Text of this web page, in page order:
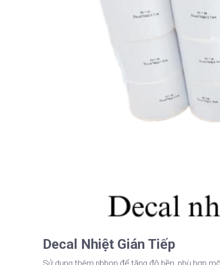
Decal Nhiệt Gián Tiếp
Sử dụng thêm ribbon để tăng độ bền, phù hợp